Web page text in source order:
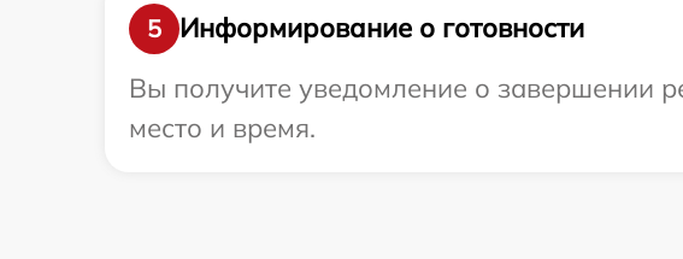
5
Информирование о готовности
Вы получите уведомление о завершении
место и время.